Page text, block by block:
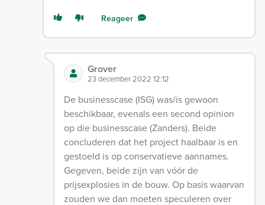
Reageer
Grover
23 december 2022 12:12
De businesscase (ISG) was/is gewoon
beschikbaar, evenals een second opinion
op die businesscase (Zanders). Beide
concluderen dat het project haalbaar is en
gestoeld is op conservatieve aannames.
Gegeven, beide zijn van vóór de
prijsexplosies in de bouw. Op basis waarvan
zouden we dan moeten speculeren over